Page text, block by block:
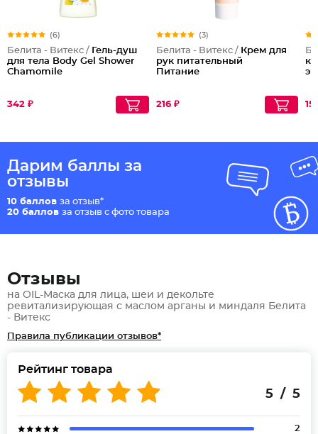
(6)
Белита - Витекс / Гель-душ
для тела Body Gel Shower
Chamomile
342 ₽
(3)
Белита - Витекс / Крем для
рук питательный
Питание
216 ₽
Дарим баллы за
отзывы
10 баллов за отзыв*
20 баллов за отзыв с фото товара
Отзывы
на OIL-Маска для лица, шеи и декольте
ревитализирующая с маслом арганы и миндаля Белита
- Витекс
Правила публикации отзывов*
Рейтинг товара
5 / 5
2